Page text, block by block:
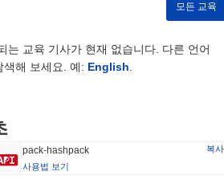
는 어디에서 구매할 수 있나요?
암호화폐 거래소에서 널리 이용
발한 플랫폼은 Gate 이며,PACK/USDT 거
이 $75.49 이상을 기록했습니다.
의 거래량은
니다. 이는 거래 활동의 단기적인 감소를 나
모든 교육
는 교육 기사가 현재 없습니다. 다른 언어
색해 보세요. 예: English
pack-hashpack
복사
사용법 보기